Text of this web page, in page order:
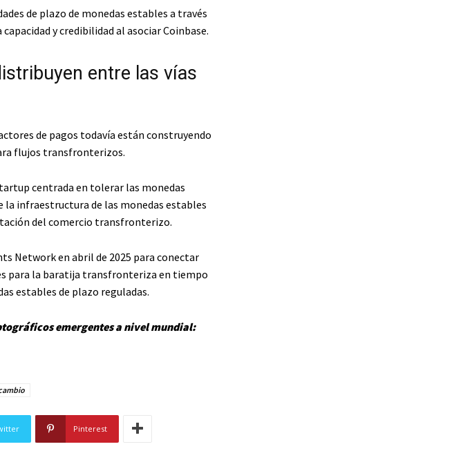
de plazo de monedas estables a través
y credibilidad al asociar Coinbase.
entre las vías
de pagos todavía están construyendo
flujos transfronterizos.
centrada en tolerar las monedas
la infraestructura de las monedas estables
del comercio transfronterizo.
Network en abril de 2025 para conectar
para la baratija transfronteriza en tiempo
estables de plazo reguladas.
emergentes a nivel mundial:
Pinterest